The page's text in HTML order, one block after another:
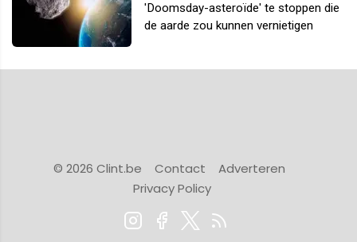
'Doomsday-asteroïde' te stoppen die
de aarde zou kunnen vernietigen
© 2026 Clint.be Contact
Adverteren
Privacy Policy